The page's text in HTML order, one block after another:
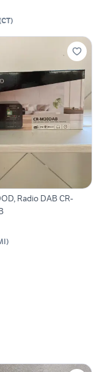
CT)
Radio DAB CR-
)